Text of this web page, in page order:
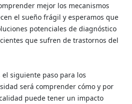
mejor los mecanismos
el sueño frágil y esperamos que
potenciales de diagnóstico
que sufren de trastornos del
siguiente paso para los
será comprender cómo y por
puede tener un impacto